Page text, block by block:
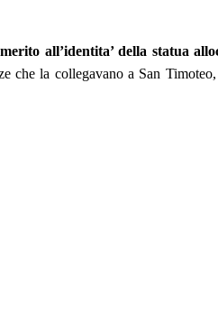
all’identita’ della statua
che la collegavano a San